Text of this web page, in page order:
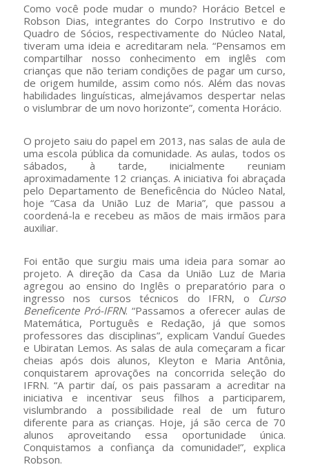
Como você pode mudar o mundo? Horácio Betcel e
Robson Dias, integrantes do Corpo Instrutivo e do
Quadro de Sócios, respectivamente do Núcleo Natal,
tiveram uma ideia e acreditaram nela. “Pensamos em
compartilhar nosso conhecimento em inglês com
crianças que não teriam condições de pagar um curso,
de origem humilde, assim como nós. Além das novas
habilidades linguísticas, almejávamos despertar nelas
o vislumbrar de um novo horizonte”, comenta Horácio.
O projeto saiu do papel em 2013, nas salas de aula de
uma escola pública da comunidade. As aulas, todos os
sábados, à tarde, inicialmente reuniam
aproximadamente 12 crianças. A iniciativa foi abraçada
pelo Departamento de Beneficência do Núcleo Natal,
hoje “Casa da União Luz de Maria”, que passou a
coordená-la e recebeu as mãos de mais irmãos para
auxiliar.
Foi então que surgiu mais uma ideia para somar ao
projeto. A direção da Casa da União Luz de Maria
agregou ao ensino do Inglês o preparatório para o
ingresso nos cursos técnicos do IFRN, o Curso
Beneficente Pró-IFRN. “Passamos a oferecer aulas de
Matemática, Português e Redação, já que somos
professores das disciplinas”, explicam Vanduí Guedes
e Ubiratan Lemos. As salas de aula começaram a ficar
cheias após dois alunos, Kleyton e Maria Antônia,
conquistarem aprovações na concorrida seleção do
IFRN. “A partir daí, os pais passaram a acreditar na
iniciativa e incentivar seus filhos a participarem,
vislumbrando a possibilidade real de um futuro
diferente para as crianças. Hoje, já são cerca de 70
alunos aproveitando essa oportunidade única.
Conquistamos a confiança da comunidade!”, explica
Robson.